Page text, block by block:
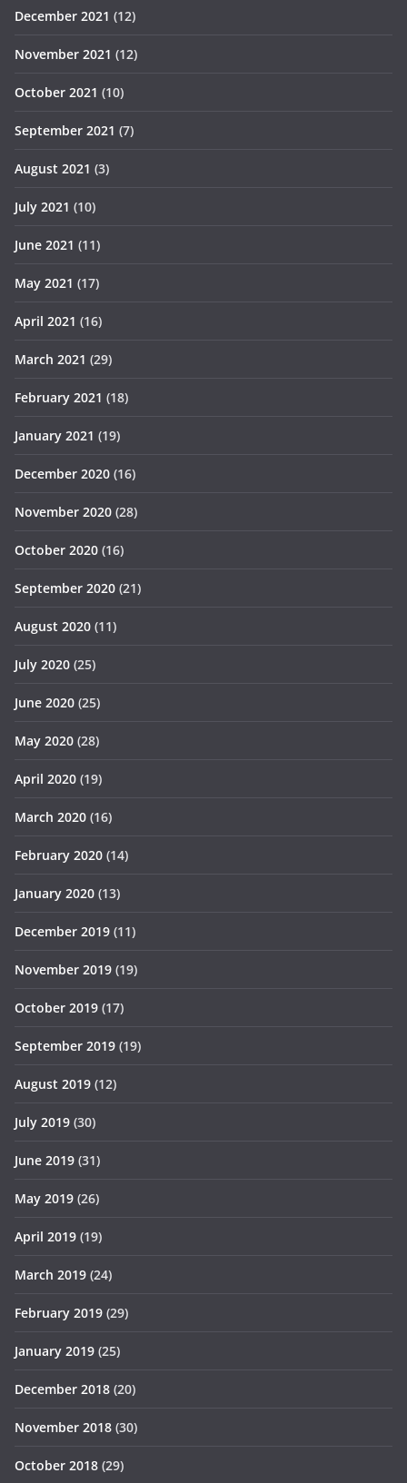
December 2021 (12)
November 2021 (12)
October 2021 (10)
September 2021 (7)
August 2021 (3)
July 2021 (10)
June 2021 (11)
May 2021 (17)
April 2021 (16)
March 2021 (29)
February 2021 (18)
January 2021 (19)
December 2020 (16)
November 2020 (28)
October 2020 (16)
September 2020 (21)
August 2020 (11)
July 2020 (25)
June 2020 (25)
May 2020 (28)
April 2020 (19)
March 2020 (16)
February 2020 (14)
January 2020 (13)
December 2019 (11)
November 2019 (19)
October 2019 (17)
September 2019 (19)
August 2019 (12)
July 2019 (30)
June 2019 (31)
May 2019 (26)
April 2019 (19)
March 2019 (24)
February 2019 (29)
January 2019 (25)
December 2018 (20)
November 2018 (30)
October 2018 (29)